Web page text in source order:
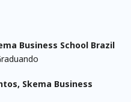
Business School Brazil
Skema Business